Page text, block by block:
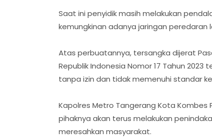
Saat ini penyidik masih melakukan
kemungkinan adanya jaringan peredaran
Atas perbuatannya, tersangka dijerat
Republik Indonesia Nomor 17 Tahun
tanpa izin dan tidak memenuhi standar
Kapolres Metro Tangerang Kota Kombes
pihaknya akan terus melakukan
meresahkan masyarakat.